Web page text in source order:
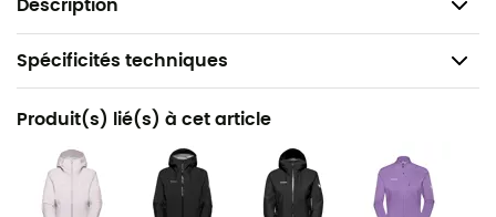
Description
Spécificités techniques
Recommandé pour
Randonnée / Escalade / Trekking / Alpinisme
Genre
Produit(s) lié(s) à cet article